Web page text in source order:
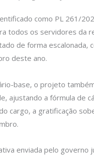
como PL 261/
todos os servidores da
de forma escalonada,
deste ano.
base, o projeto
ajustando a fórmula de
cargo, a gratificação
enviada pelo governo